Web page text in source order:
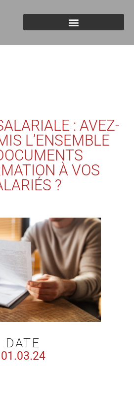
: AVEZ-
L’ENSEMBLE
À VOS
?
DATE
01.03.24